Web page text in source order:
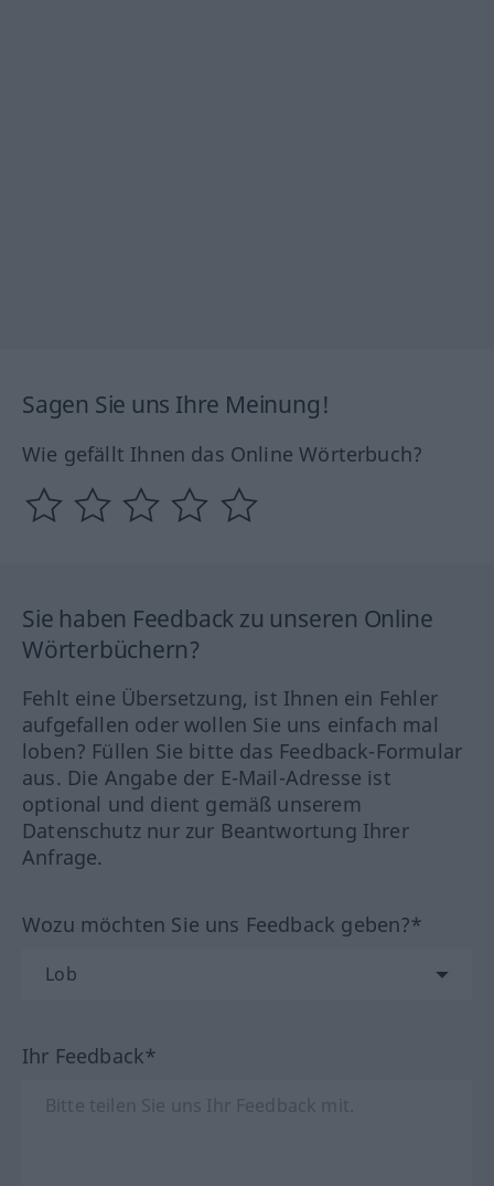
Sagen Sie uns Ihre Meinung!
Wie gefällt Ihnen das Online Wörterbuch?
Sie haben Feedback zu unseren Online
Wörterbüchern?
Fehlt eine Übersetzung, ist Ihnen ein Fehler
aufgefallen oder wollen Sie uns einfach mal
loben? Füllen Sie bitte das Feedback-Formular
aus. Die Angabe der E-Mail-Adresse ist
optional und dient gemäß unserem
Datenschutz nur zur Beantwortung Ihrer
Anfrage.
Wozu möchten Sie uns Feedback geben?*
Ihr Feedback*